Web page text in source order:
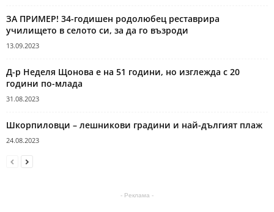
ЗА ПРИМЕР! 34-годишен родолюбец реставрира
училището в селото си, за да го възроди
13.09.2023
Д-р Неделя Щонова е на 51 години, но изглежда с 20
години по-млада
31.08.2023
Шкорпиловци – лешникови градини и най-дългият плаж
24.08.2023
- Реклама -